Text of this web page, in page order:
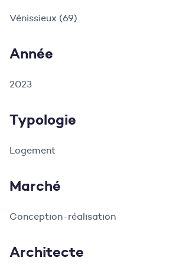
Vénissieux (69)
Année
2023
Typologie
Logement
Marché
Conception-réalisation
Architecte